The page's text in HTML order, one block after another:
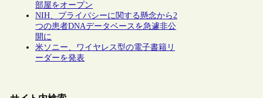
部屋をオープン
NIH、プライバシーに関する懸念から2
つの患者DNAデータベースを急遽非公
開に
米ソニー、ワイヤレス型の電子書籍リ
ーダーを発表